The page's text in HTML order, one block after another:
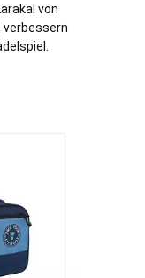
von
verbessern